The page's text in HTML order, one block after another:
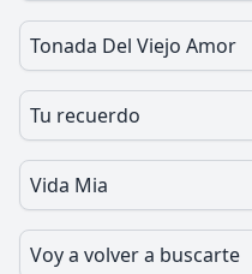
Tonada Del Viejo Amor
Tu recuerdo
Vida Mia
Voy a volver a buscarte